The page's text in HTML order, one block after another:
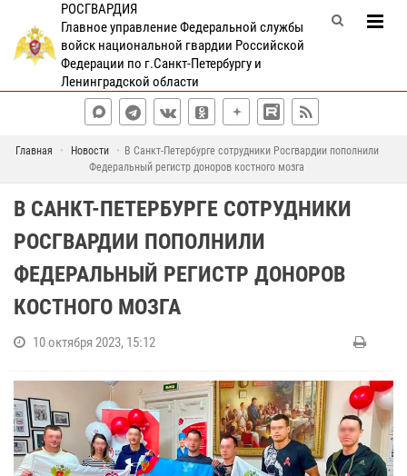
РОСГВАРДИЯ
Главное управление Федеральной службы
войск национальной гвардии Российской
Федерации по г.Санкт-Петербургу и
Ленинградской области
Главная Новости
В Санкт-Петербурге сотрудники Росгвардии пополнили
Федеральный регистр доноров костного мозга
В САНКТ-ПЕТЕРБУРГЕ СОТРУДНИКИ
РОСГВАРДИИ ПОПОЛНИЛИ
ФЕДЕРАЛЬНЫЙ РЕГИСТР ДОНОРОВ
КОСТНОГО МОЗГА
10 октября 2023, 15:12